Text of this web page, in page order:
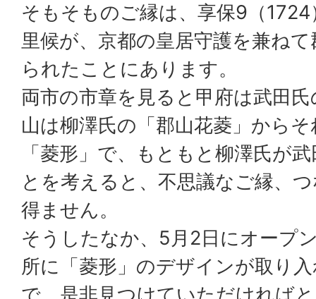
そもそものご縁は、享保9（
里候が、京都の皇居守護を兼ね
られたことにあります。
両市の市章を見ると甲府は武田
山は柳澤氏の「郡山花菱」から
「菱形」で、もともと柳澤氏が
とを考えると、不思議なご縁、
得ません。
そうしたなか、5月2日にオープ
所に「菱形」のデザインが取り